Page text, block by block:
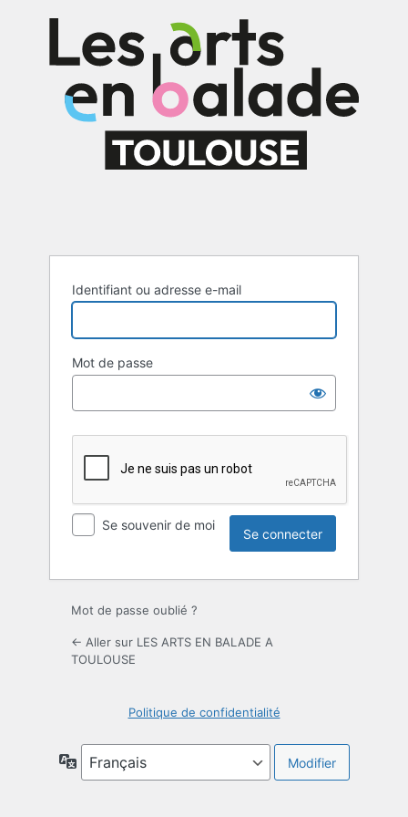
connecter
Identifiant ou adresse e-mail
Mot de passe
Se souvenir de moi
Mot de passe oublié ?
← Aller sur LES ARTS EN BALADE A
TOULOUSE
Politique de confidentialité
Langue